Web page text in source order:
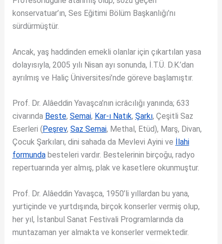
konservatuar’ın, Ses Eğitimi Bölüm Başkanlığı’nı
sürdürmüştür.
Ancak, yaş haddinden emekli olanlar için çıkartılan yasa
dolayısıyla, 2005 yılı Nisan ayı sonunda, İ.T.Ü. D.K.’dan
ayrılmış ve Haliç Üniversitesi’nde göreve başlamıştır.
Prof. Dr. Alâeddin Yavaşca’nın icrâcılığı yanında; 633
civarında Beste, Semai, Kar-ı Natık, Şarkı, Çeşitli Saz
Eserleri ( Peşrev, Saz Semai, Methal, Etüd), Marş, Divan,
Çocuk Şarkıları, dini sahada da Mevlevi Ayini ve
İlahi
formundabesteleri vardır. Bestelerinin birçoğu, radyo
repertuarında yer almış, plak ve kasetlere okunmuştur.
Prof. Dr. Alâeddin Yavaşca, 1950’li yıllardan bu yana,
yurtiçinde ve yurtdışında, birçok konserler vermiş olup,
her yıl, İstanbul Sanat Festivali Programlarında da
muntazaman yer almakta ve konserler vermektedir.